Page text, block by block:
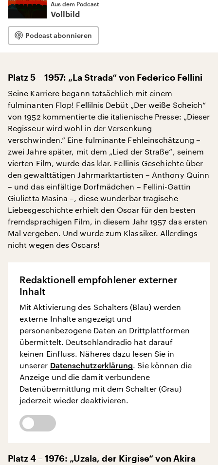
Aus dem Podcast
Vollbild
Podcast abonnieren
Platz 5 – 1957: „La Strada“ von Federico Fellini
Seine Karriere begann tatsächlich mit einem
fulminanten Flop! Fellilnis Debüt „Der weiße Scheich“
von 1952 kommentierte die italienische Presse: „Dieser
Regisseur wird wohl in der Versenkung
verschwinden.“ Eine fulminante Fehleinschätzung –
zwei Jahre später, mit dem „Lied der Straße“, seinem
vierten Film, wurde das klar. Fellinis Geschichte über
den gewalttätigen Jahrmarktartisten – Anthony Quinn
– und das einfältige Dorfmädchen – Fellini-Gattin
Giulietta Masina –, diese wunderbar tragische
Liebesgeschichte erhielt den Oscar für den besten
fremdsprachigen Film, in diesem Jahr 1957 das ersten
Mal vergeben. Und wurde zum Klassiker. Allerdings
nicht wegen des Oscars!
Redaktionell empfohlener externer
Inhalt
Mit Aktivierung des Schalters (Blau) werden
externe Inhalte angezeigt und
personenbezogene Daten an Drittplattformen
übermittelt. Deutschlandradio hat darauf
keinen Einfluss. Näheres dazu lesen Sie in
unserer Datenschutzerklärung. Sie können die
Anzeige und die damit verbundene
Datenübermittlung mit dem Schalter (Grau)
jederzeit wieder deaktivieren.
Platz 4 – 1976: „Uzala, der Kirgise“ von Akira